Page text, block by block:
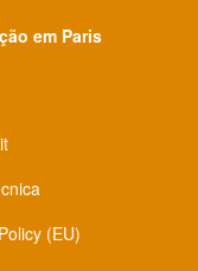
em Paris
(EU)